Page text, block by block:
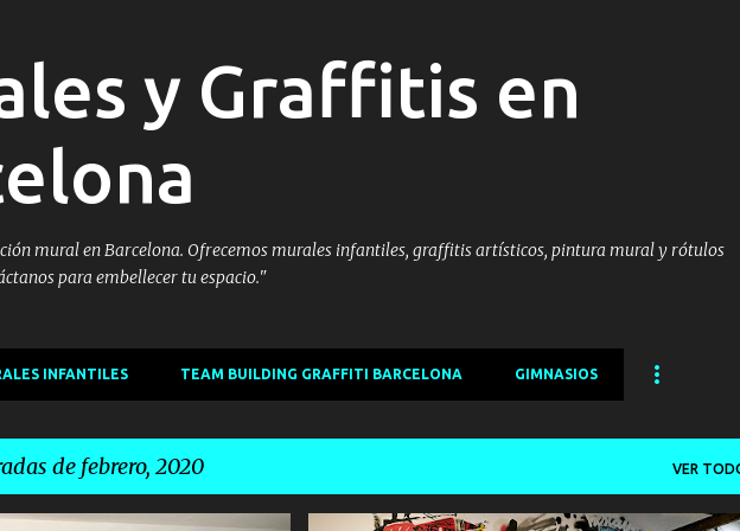
y Graffitis en
mural en Barcelona. Ofrecemos murales infantiles, graffitis artísticos, pintura mural y rótulos
para embellecer tu espacio."
INFANTILES TEAM BUILDING GRAFFITI BARCELONA GIMNASIOS
de febrero, 2020 VER